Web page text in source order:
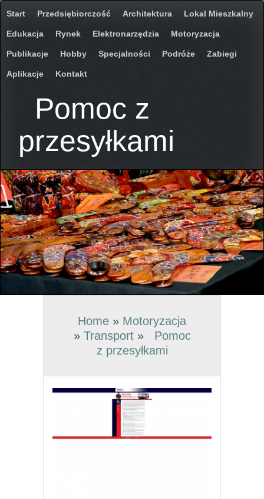
Start Przedsiębiorczość Architektura Lokal Mieszkalny
Edukacja Rynek Elektronarzędzia Motoryzacja
Publikacje Hobby Specjalności Podróże Zabiegi
Aplikacje Kontakt
Pomoc z
przesyłkami
Home » Motoryzacja
» Transport»
Pomoc
z przesyłkami